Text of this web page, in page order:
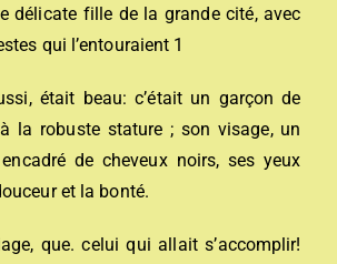
délicate fille de la grande cité, avec
qui l’entouraient 1
était beau: c’était un garçon de
la robuste stature ; son visage, un
de cheveux noirs, ses yeux
et la bonté.
que. celui qui allait s’accomplir!